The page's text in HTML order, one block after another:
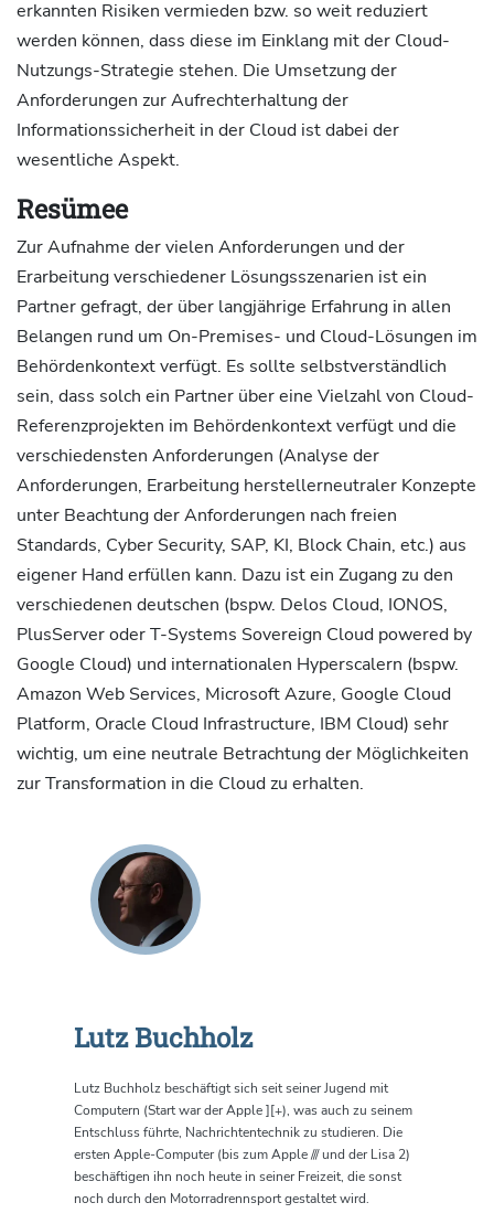
erkannten Risiken vermieden bzw. so weit reduziert
werden können, dass diese im Einklang mit der Cloud-
Nutzungs-Strategie stehen. Die Umsetzung der
Anforderungen zur Aufrechterhaltung der
Informationssicherheit in der Cloud ist dabei der
wesentliche Aspekt.
Resümee
Zur Aufnahme der vielen Anforderungen und der
Erarbeitung verschiedener Lösungsszenarien ist ein
Partner gefragt, der über langjährige Erfahrung in allen
Belangen rund um On-Premises- und Cloud-Lösungen im
Behördenkontext verfügt. Es sollte selbstverständlich
sein, dass solch ein Partner über eine Vielzahl von Cloud-
Referenzprojekten im Behördenkontext verfügt und die
verschiedensten Anforderungen (Analyse der
Anforderungen, Erarbeitung herstellerneutraler Konzepte
unter Beachtung der Anforderungen nach freien
Standards, Cyber Security, SAP, KI, Block Chain, etc.) aus
eigener Hand erfüllen kann. Dazu ist ein Zugang zu den
verschiedenen deutschen (bspw. Delos Cloud, IONOS,
PlusServer oder T-Systems Sovereign Cloud powered by
Google Cloud) und internationalen Hyperscalern (bspw.
Amazon Web Services, Microsoft Azure, Google Cloud
Platform, Oracle Cloud Infrastructure, IBM Cloud) sehr
wichtig, um eine neutrale Betrachtung der Möglichkeiten
zur Transformation in die Cloud zu erhalten.
Lutz Buchholz
Lutz Buchholz beschäftigt sich seit seiner Jugend mit
Computern (Start war der Apple ][+), was auch zu seinem
Entschluss führte, Nachrichtentechnik zu studieren. Die
ersten Apple-Computer (bis zum Apple /// und der Lisa 2)
beschäftigen ihn noch heute in seiner Freizeit, die sonst
noch durch den Motorradrennsport gestaltet wird.